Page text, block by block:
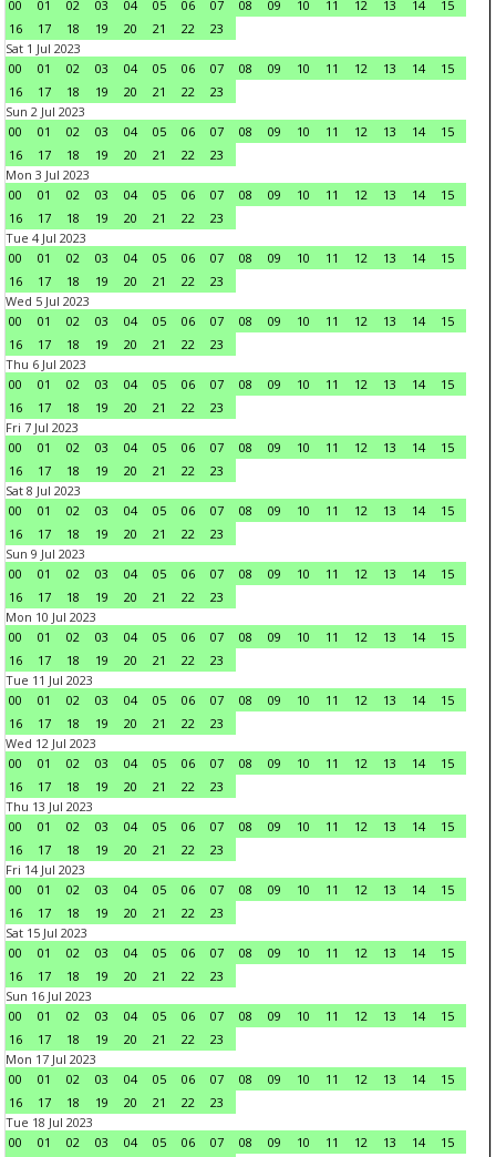
00
01 02 03 04 05 06 07 08 09 10 11 12 13 14
15
16
17 18 19 20 21 22
23
Sat 1 Jul 2023
00
01 02 03 04 05 06 07 08 09 10 11 12 13 14
15
16
17 18 19 20 21 22
23
Sun 2 Jul 2023
00
01 02 03 04 05 06 07 08 09 10 11 12 13 14
15
16
17 18 19 20 21 22
23
Mon 3 Jul 2023
00
01 02 03 04 05 06 07 08 09 10 11 12 13 14
15
16
17 18 19 20 21 22
23
Tue 4 Jul 2023
00
01 02 03 04 05 06 07 08 09 10 11 12 13 14
15
16
17 18 19 20 21 22
23
Wed 5 Jul 2023
00
01 02 03 04 05 06 07 08 09 10 11 12 13 14
15
16
17 18 19 20 21 22
23
Thu 6 Jul 2023
00
01 02 03 04 05 06 07 08 09 10 11 12 13 14
15
16
17 18 19 20 21 22
23
Fri 7 Jul 2023
00
01 02 03 04 05 06 07 08 09 10 11 12 13 14
15
16
17 18 19 20 21 22
23
Sat 8 Jul 2023
00
01 02 03 04 05 06 07 08 09 10 11 12 13 14
15
16
17 18 19 20 21 22
23
Sun 9 Jul 2023
00
01 02 03 04 05 06 07 08 09 10 11 12 13 14
15
16
17 18 19 20 21 22
23
Mon 10 Jul 2023
00
01 02 03 04 05 06 07 08 09 10 11 12 13 14
15
16
17 18 19 20 21 22
23
Tue 11 Jul 2023
00
01 02 03 04 05 06 07 08 09 10 11 12 13 14
15
16
17 18 19 20 21 22
23
Wed 12 Jul 2023
00
01 02 03 04 05 06 07 08 09 10 11 12 13 14
15
16
17 18 19 20 21 22
23
Thu 13 Jul 2023
00
01 02 03 04 05 06 07 08 09 10 11 12 13 14
15
16
17 18 19 20 21 22
23
Fri 14 Jul 2023
00
01 02 03 04 05 06 07 08 09 10 11 12 13 14
15
16
17 18 19 20 21 22
23
Sat 15 Jul 2023
00
01 02 03 04 05 06 07 08 09 10 11 12 13 14
15
16
17 18 19 20 21 22
23
Sun 16 Jul 2023
00
01 02 03 04 05 06 07 08 09 10 11 12 13 14
15
16
17 18 19 20 21 22
23
Mon 17 Jul 2023
00
01 02 03 04 05 06 07 08 09 10 11 12 13 14
15
16
17 18 19 20 21 22
23
Tue 18 Jul 2023
00
01 02 03 04 05 06 07 08 09 10 11 12 13 14 15